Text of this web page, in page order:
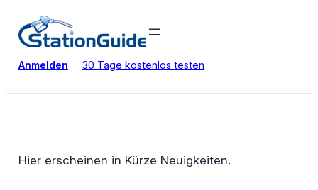
Inhalt
Anmelden 30 Tage kostenlos testen
Hier erscheinen in Kürze Neuigkeiten.